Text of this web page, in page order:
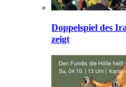
Doppelspiel des
zeigt